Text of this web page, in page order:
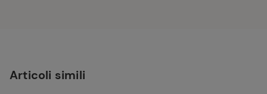
Articoli simili